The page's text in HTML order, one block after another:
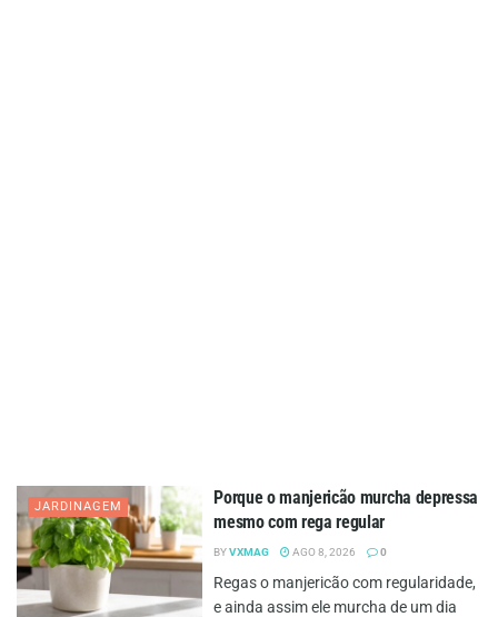
JARDINAGEM
Porque o manjericão murcha depressa
mesmo com rega regular
BYVXMAG AGO 8, 2026 0
Regas o manjericão com regularidade,
e ainda assim ele murcha de um dia